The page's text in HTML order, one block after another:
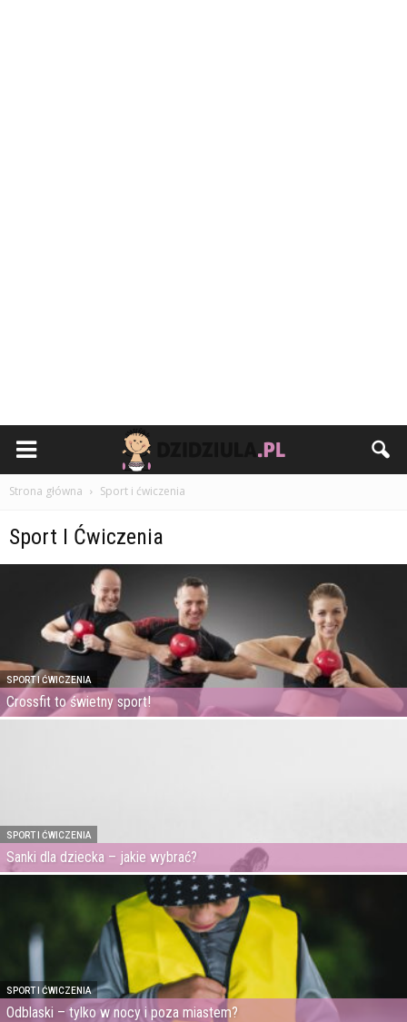
Strona główna Sport i ćwiczenia
Sport I Ćwiczenia
SPORT I ĆWICZENIA
Crossfit to świetny sport!
SPORT I ĆWICZENIA
Sanki dla dziecka – jakie wybrać?
SPORT I ĆWICZENIA
Odblaski – tylko w nocy i poza miastem?